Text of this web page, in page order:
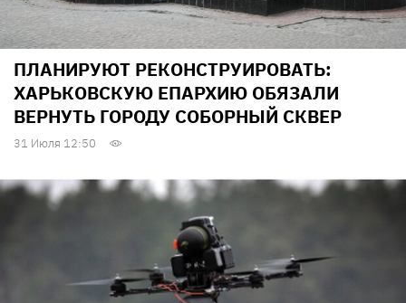
ПЛАНИРУЮТ РЕКОНСТРУИРОВАТЬ:
ХАРЬКОВСКУЮ ЕПАРХИЮ ОБЯЗАЛИ
ВЕРНУТЬ ГОРОДУ СОБОРНЫЙ СКВЕР
31 Июля 12:50